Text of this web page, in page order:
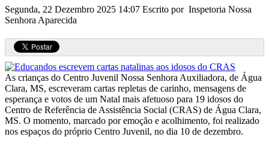
Segunda, 22 Dezembro 2025 14:07 Escrito por Inspetoria Nossa
Senhora Aparecida
As crianças do Centro Juvenil Nossa Senhora Auxiliadora, de Água
Clara, MS, escreveram cartas repletas de carinho, mensagens de
esperança e votos de um Natal mais afetuoso para 19 idosos do
Centro de Referência de Assistência Social (CRAS) de Água Clara,
MS. O momento, marcado por emoção e acolhimento, foi realizado
nos espaços do próprio Centro Juvenil, no dia 10 de dezembro.